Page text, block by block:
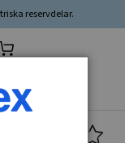
reservdelar.